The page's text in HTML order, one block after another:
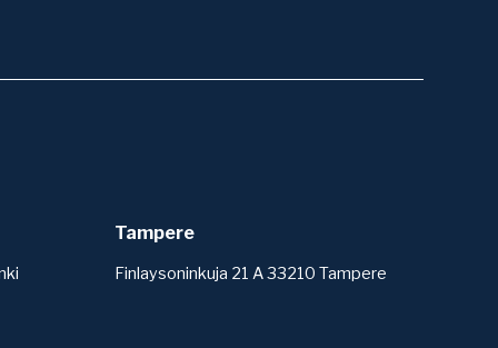
Tampere
Finlaysoninkuja 21 A 33210 Tampere